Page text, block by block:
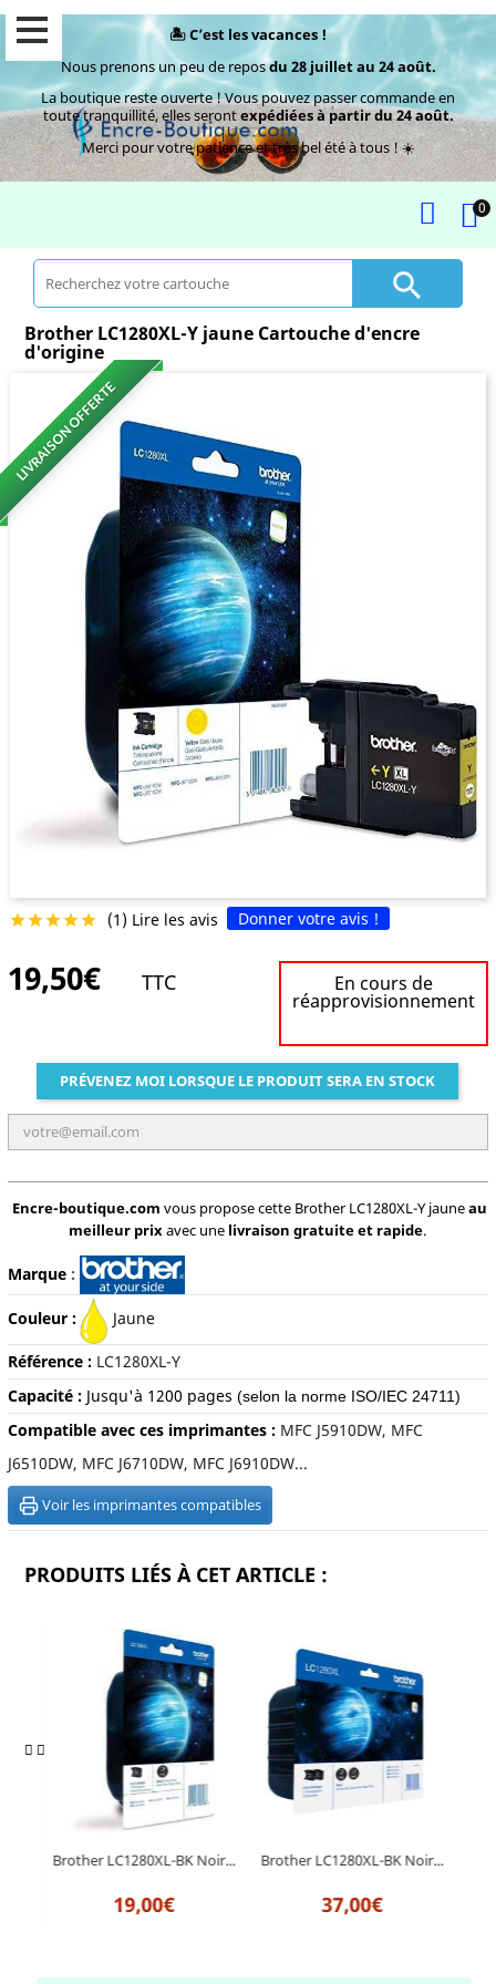
🏝️ C’est les vacances !
Nous prenons un peu de reposdu 28 juillet au 24 août.
La boutique reste ouverte ! Vous pouvez passer commande en
toute tranquillité, elles serontexpédiées à partir du 24 août.
Merci pour votre patience et très bel été à tous ! ☀️
0

Brother LC1280XL-Y jaune Cartouche d'encre
d'origine
LIVRAISON OFFERTE
 (1) Lire les avis Donner votre avis !
19,50€ TTC En cours de
réapprovisionnement
PRÉVENEZ MOI LORSQUE LE PRODUIT SERA EN STOCK
Encre-boutique.com vous propose cette Brother LC1280XL-Y jauneau
meilleur prixavec une livraison gratuite et rapide.
Marque:
Couleur : Jaune
Référence : LC1280XL-Y
Capacité : Jusqu'à 1200 pages (selon la norme ISO/IEC 24711)
Compatible avec ces imprimantes : MFC J5910DW, MFC
J6510DW, MFC J6710DW, MFC J6910DW...
Voir les imprimantes compatibles
PRODUITS LIÉS À CET ARTICLE :
Brother LC1280XL-BK Noir...
19,00€
Brother LC1280XL-BK Noir...
37,00€